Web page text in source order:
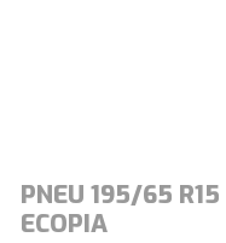
PNEU 195/65 R15
ECOPIA